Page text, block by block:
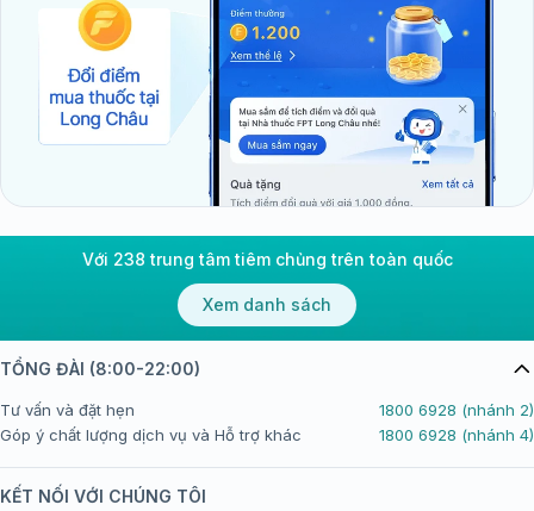
Với 238 trung tâm tiêm chủng trên toàn quốc
Xem danh sách
TỔNG ĐÀI (8:00-22:00)
Tư vấn và đặt hẹn
1800 6928 (nhánh 2)
Góp ý chất lượng dịch vụ và Hỗ trợ khác
1800 6928 (nhánh 4)
KẾT NỐI VỚI CHÚNG TÔI